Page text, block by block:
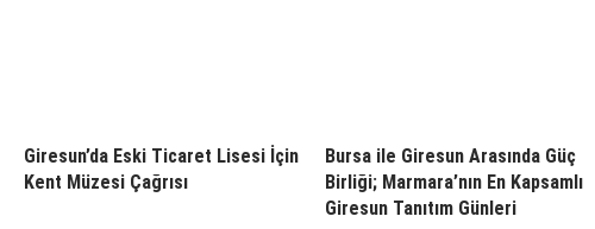
Giresun’da Eski Ticaret Lisesi İçin
Kent Müzesi Çağrısı
Bursa ile Giresun Arasında Güç
Birliği; Marmara’nın En Kapsamlı
Giresun Tanıtım Günleri